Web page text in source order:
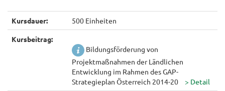
Kursdauer: 500 Einheiten
Kursbeitrag:
Bildungsförderung von
Projektmaßnahmen der Ländlichen
Entwicklung im Rahmen des GAP-
Strategieplan Österreich 2014-20